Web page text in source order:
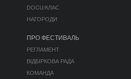
DOCU/КЛАС
НАГОРОДИ
ПРО ФЕСТИВАЛЬ
РЕГЛАМЕНТ
ВІДБІРКОВА РАДА
КОМАНДА